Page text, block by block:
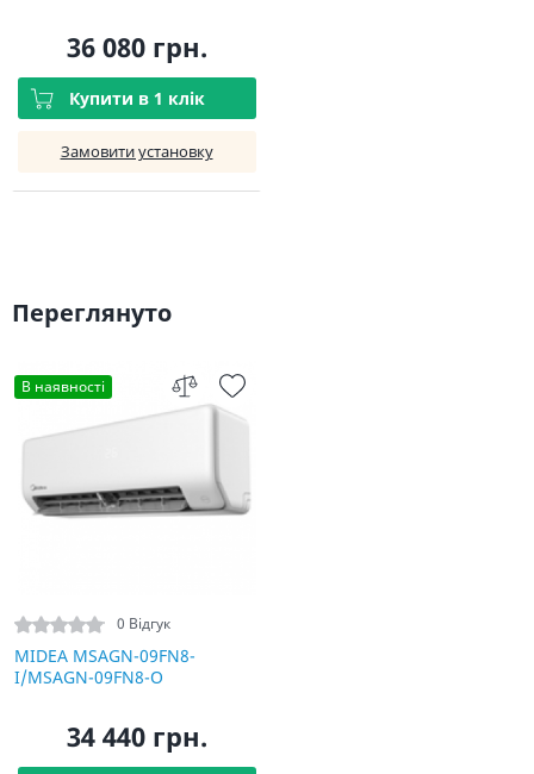
36 080 грн.
Купити в 1 клік
Замовити установку
Переглянуто
В наявності
0 Відгук
MIDEA MSAGN-09FN8-
I/MSAGN-09FN8-O
34 440 грн.